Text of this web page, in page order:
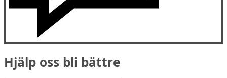
Hjälp oss bli bättre